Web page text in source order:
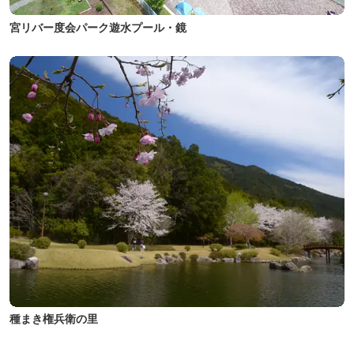
宮リバー度会パーク遊水プール・鏡
種まき権兵衛の里